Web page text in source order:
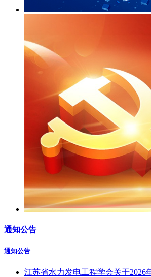
通知公告
通知公告
江苏省水力发电工程学会关于